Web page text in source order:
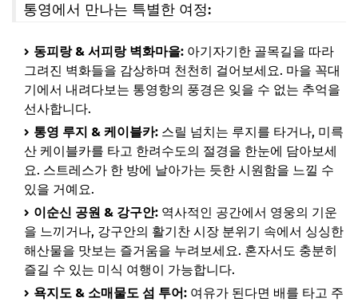
통영에서 만나는 특별한 여정:
동피랑 & 서피랑 벽화마을: 아기자기한 골목길을 따라
그려진 벽화들을 감상하며 천천히 걸어보세요. 마을 꼭대
기에서 내려다보는 통영항의 풍경은 잊을 수 없는 추억을
선사합니다.
통영 루지 & 케이블카: 스릴 넘치는 루지를 타거나, 미륵
산 케이블카를 타고 한려수도의 절경을 한눈에 담아보세
요. 스트레스가 한 방에 날아가는 듯한 시원함을 느낄 수
있을 거예요.
이순신 공원 & 강구안: 역사적인 공간에서 영웅의 기운
을 느끼거나, 강구안의 활기찬 시장 분위기 속에서 싱싱한
해산물을 맛보는 즐거움을 누려보세요. 혼자서도 충분히
즐길 수 있는 미식 여행이 가능합니다.
욕지도 & 소매물도 섬 투어: 여유가 된다면 배를 타고 주